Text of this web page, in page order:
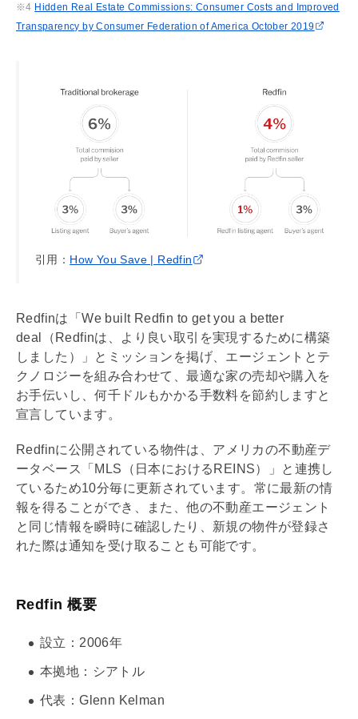
※4 Hidden Real Estate Commissions: Consumer Costs and Improved
Transparency by Consumer Federation of America October 2019
引用： How You Save | Redfin
Redfinは「We built Redfin to get you a better
deal（Redfinは、より良い取引を実現するために構築
しました）」とミッションを掲げ、エージェントとテ
クノロジーを組み合わせて、最適な家の売却や購入を
お手伝いし、何千ドルもかかる手数料を節約しますと
宣言しています。
Redfinに公開されている物件は、アメリカの不動産デ
ータベース「MLS（日本におけるREINS）」と連携し
ているため10分毎に更新されています。常に最新の情
報を得ることができ、また、他の不動産エージェント
と同じ情報を瞬時に確認したり、新規の物件が登録さ
れた際は通知を受け取ることも可能です。
Redfin 概要
設立：2006年
本拠地：シアトル
代表：Glenn Kelman